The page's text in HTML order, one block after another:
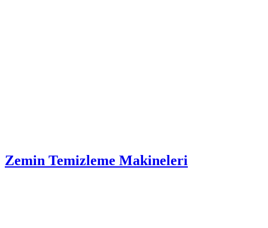
Zemin Temizleme Makineleri